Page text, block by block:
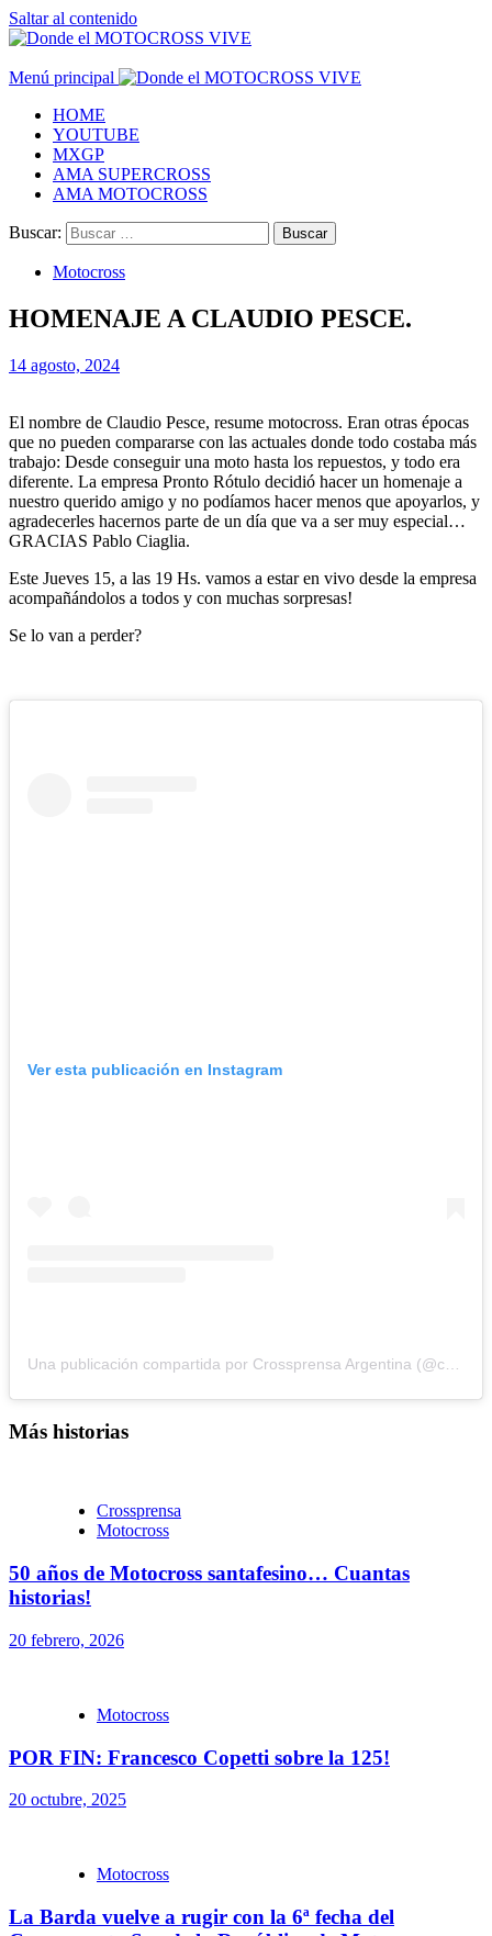
Saltar al contenido
Menú principal
HOME
YOUTUBE
MXGP
AMA SUPERCROSS
AMA MOTOCROSS
Buscar:
Motocross
HOMENAJE A CLAUDIO PESCE.
14 agosto, 2024
El nombre de Claudio Pesce, resume motocross. Eran otras épocas
que no pueden compararse con las actuales donde todo costaba más
trabajo: Desde conseguir una moto hasta los repuestos, y todo era
diferente. La empresa Pronto Rótulo decidió hacer un homenaje a
nuestro querido amigo y no podíamos hacer menos que apoyarlos, y
agradecerles hacernos parte de un día que va a ser muy especial…
GRACIAS Pablo Ciaglia.
Este Jueves 15, a las 19 Hs. vamos a estar en vivo desde la empresa
acompañándolos a todos y con muchas sorpresas!
Se lo van a perder?
Ver esta publicación en Instagram
Más historias
Crossprensa
Motocross
50 años de Motocross santafesino… Cuantas
historias!
20 febrero, 2026
Motocross
POR FIN: Francesco Copetti sobre la 125!
20 octubre, 2025
Motocross
La Barda vuelve a rugir con la 6ª fecha del